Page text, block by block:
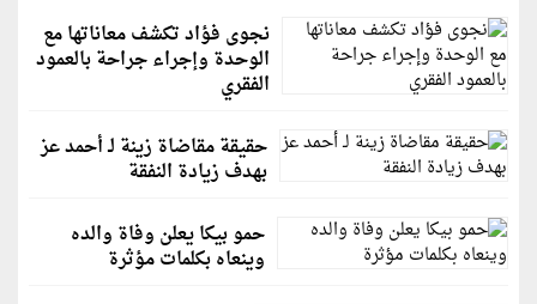
نجوى فؤاد تكشف معاناتها مع
الوحدة وإجراء جراحة بالعمود
الفقري
حقيقة مقاضاة زينة لـ أحمد عز
بهدف زيادة النفقة
حمو بيكا يعلن وفاة والده
وينعاه بكلمات مؤثرة